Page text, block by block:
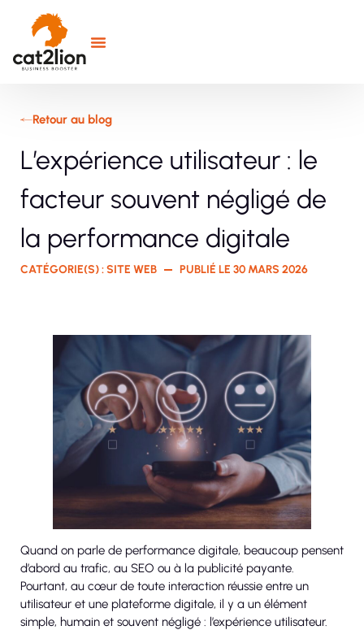
Retour au blog
L’expérience utilisateur : le
facteur souvent négligé de
la performance digitale
CATÉGORIE(S) :SITE WEB PUBLIÉ LE 30 MARS 2026
Quand on parle de performance digitale, beaucoup pensent
d’abord au trafic, au SEO ou à la publicité payante.
Pourtant, au cœur de toute interaction réussie entre un
utilisateur et une plateforme digitale, il y a un élément
simple, humain et souvent négligé : l’expérience utilisateur.